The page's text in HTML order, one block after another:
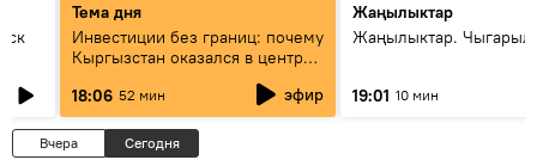
Тема дня
Инвестиции без границ: почему
Кыргызстан оказался в центре
18:06 52 мин эфир
Жаңылыктар
Жаңылыктар.
19:01 10 мин
Вчера Сегодня